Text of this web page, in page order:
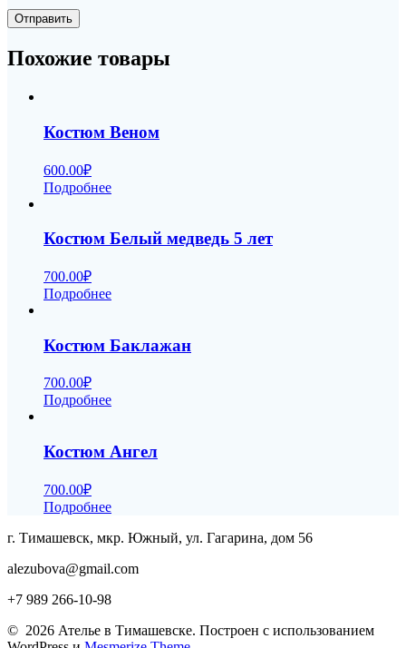
Похожие товары
Костюм Веном
600.00₽
Подробнее
Костюм Белый медведь 5 лет
700.00₽
Подробнее
Костюм Баклажан
700.00₽
Подробнее
Костюм Ангел
700.00₽
Подробнее
г. Тимашевск, мкр. Южный, ул. Гагарина, дом 56
alezubova@gmail.com
+7 989 266-10-98
© 2026 Ателье в Тимашевске. Построен с использованием